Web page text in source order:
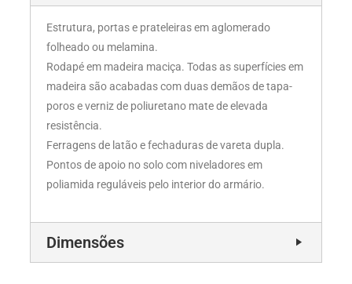
Estrutura, portas e prateleiras em aglomerado
folheado ou melamina.
Rodapé em madeira maciça. Todas as superfícies em
madeira são acabadas com duas demãos de tapa-
poros e verniz de poliuretano mate de elevada
resistência.
Ferragens de latão e fechaduras de vareta dupla.
Pontos de apoio no solo com niveladores em
poliamida reguláveis pelo interior do armário.
Dimensões